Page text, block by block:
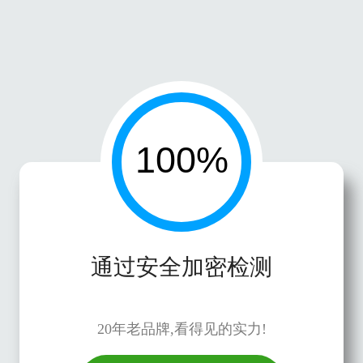
通过安全加密检测
20年老品牌,看得见的实力!